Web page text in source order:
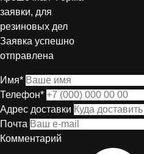
заявки, для
резиновых дел
Заявка успешно
отправлена
Имя*
Телефон*
Адрес доставки
Почта
Комментарий